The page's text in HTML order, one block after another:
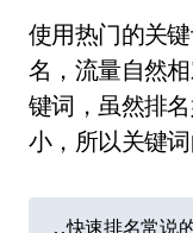
使用热门的关
名，流量自然
键词，虽然排
小，所以关键词
文快速排名常说